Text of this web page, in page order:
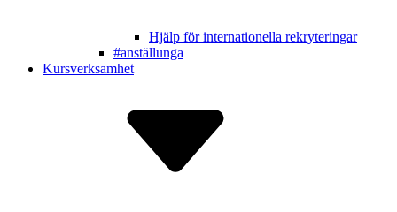
Hjälp för inter­nationella rekry­teringar
#anställunga
Kursverksamhet